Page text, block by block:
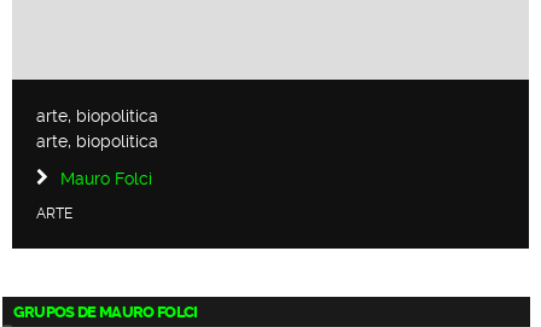
arte, biopolitica
arte, biopolitica
Mauro Folci
ARTE
GRUPOS DE MAURO FOLCI